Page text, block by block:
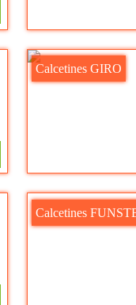
Calcetines GIRO
Calcetines